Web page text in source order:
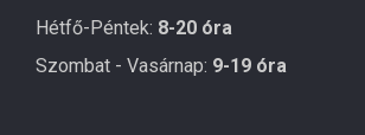
Hétfő-Péntek: 8-20 óra
Szombat - Vasárnap: 9-19 óra